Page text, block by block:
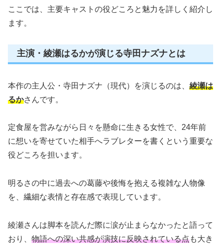
ここでは、主要キャストの役どころと魅力を詳しく紹介し
ます。
主演・綾瀬はるかが演じる寺田ナズナとは
本作の主人公・寺田ナズナ（現代）を演じるのは、 綾瀬は
るかさんです。
定食屋を営みながら日々を懸命に生きる女性で、24年前
に想いを寄せていた相手へラブレターを書くという重要な
役どころを担います。
明るさの中に過去への葛藤や後悔を抱える複雑な人物像
を、繊細な表情と存在感で表現しています。
綾瀬さんは脚本を読んだ際に涙が止まらなかったと語って
おり、 物語への深い共感が演技に反映されている点も大き